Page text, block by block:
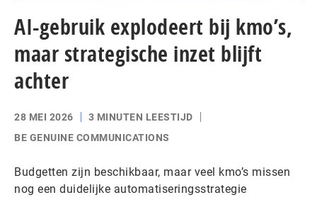
AI-gebruik explodeert bij kmo’s,
maar strategische inzet blijft
achter
28 MEI 2026
3 MINUTEN LEESTIJD
BE GENUINE COMMUNICATIONS
Budgetten zijn beschikbaar, maar veel kmo’s missen
nog een duidelijke automatiseringsstrategie